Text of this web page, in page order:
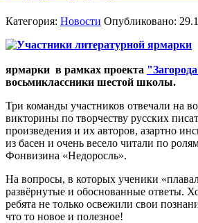
Категория: Новости Опубликовано:
ярмарки в рамках проекта
восьмиклассники шестой школы.
Три команды участников отвечали на
викторины по творчеству русских
произведения и их авторов, азартно
из басен и очень весело читали по
Фонвизина «Недоросль».
На вопросы, в которых ученики
развёрнутые и обоснованные ответы.
ребята не только освежили свои
что то новое и полезное!